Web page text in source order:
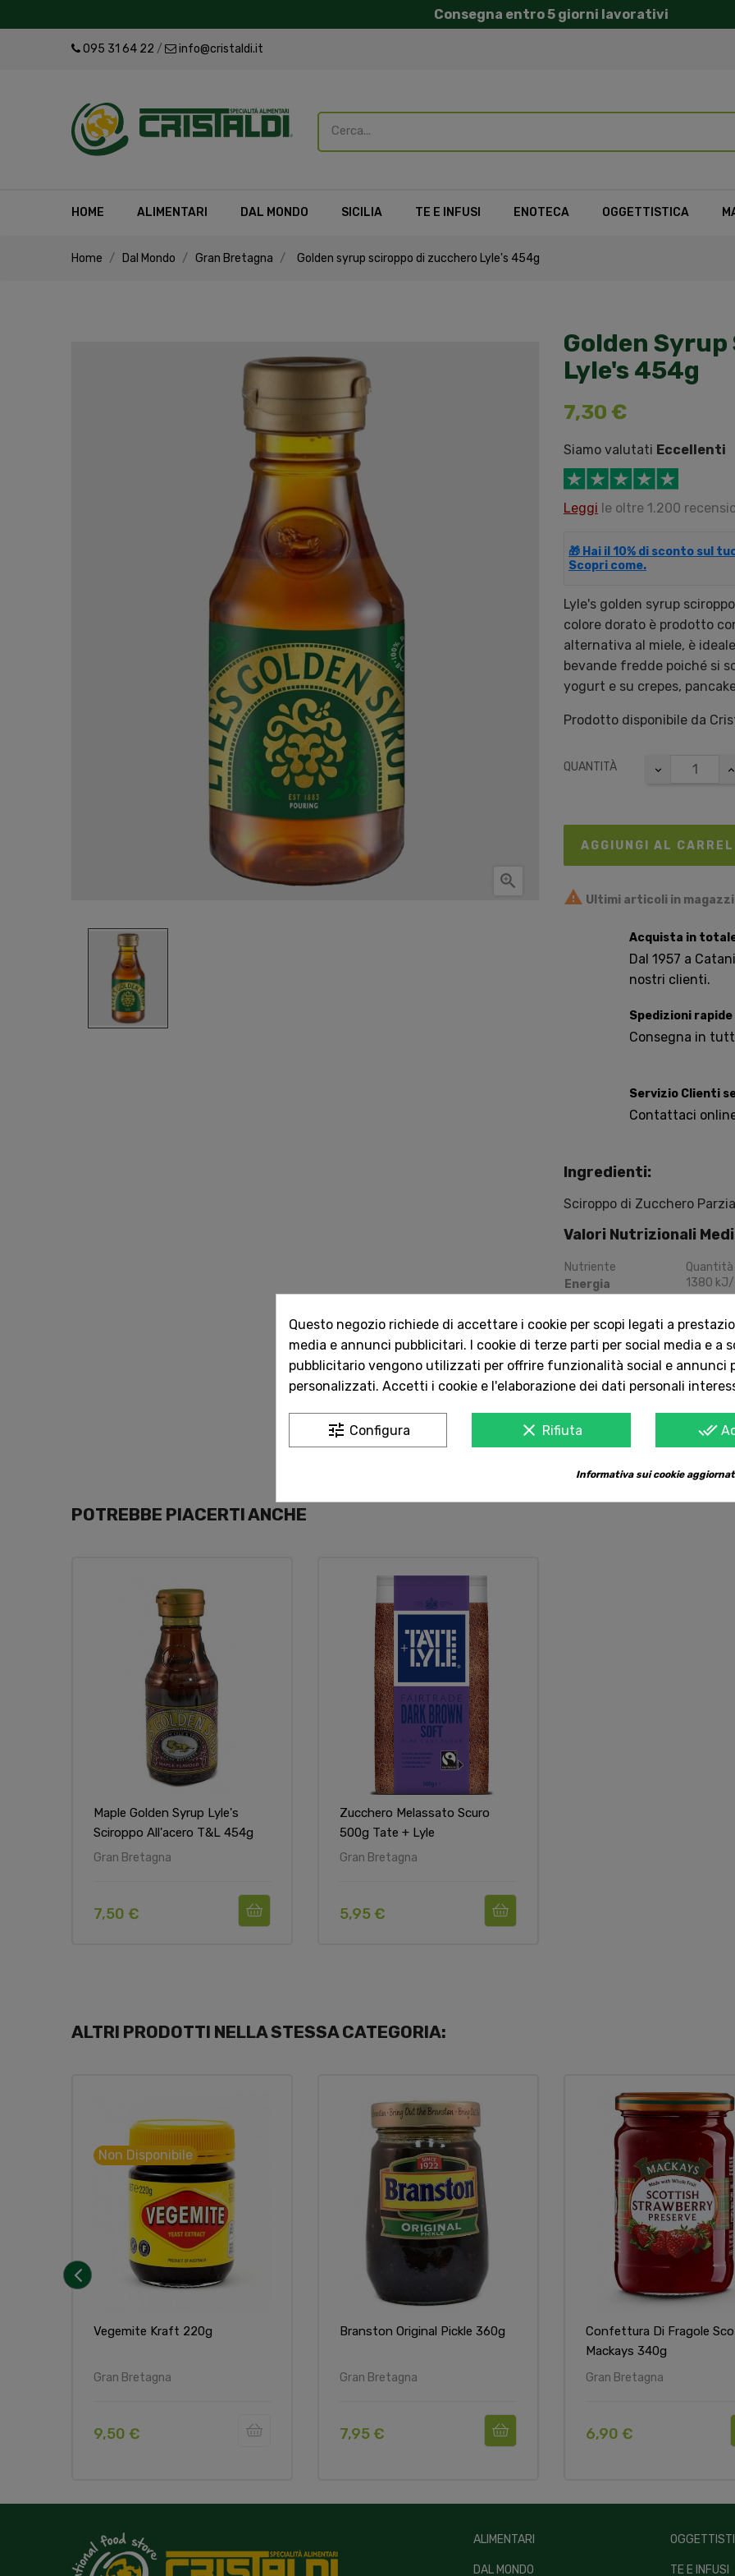
Consegna entro 5 giorni lavorativi
095 31 64 22 / info@cristaldi.it
HOME ALIMENTARI DAL MONDO SICILIA TE E INFUSI ENOTECA OGGETTISTICA
Home Dal Mondo Gran Bretagna Golden syrup sciroppo di zucchero Lyle's 454g

Golden
Lyle's 454g
7,30 €
Siamo valutati Eccellenti
Leggi le oltre 1.200
🎁 Hai il 10% di sconto sul
Scopri come.
Lyle's golden syrup
colore dorato è prodotto
alternativa al miele, è
bevande fredde poiché si
yogurt e su crepes,
Prodotto disponibile da
QUANTITÀ
AGGIUNGI AL
 Ultimi articoli in
Acquista in
Dal 1957 a
nostri clienti.
Spedizioni rapide
Consegna in
Servizio Clienti
Contattaci
Ingredienti:
Sciroppo di Zucchero
Valori Nutrizionali
Nutriente
Quantità
Energia
1380 kJ
di cui acidi grassi saturi0g
Carboidrati
80
di cui zuccheri
Proteine
0, 5g
Sale
0, 83g
POTREBBE PIACERTI ANCHE
Maple Golden Syrup Lyle's
Sciroppo All'acero T&l 454g
Gran Bretagna
7,50 €
Zucchero Melassato Scuro
500g Tate + Lyle
Gran Bretagna
5,95 €
ALTRI PRODOTTI NELLA STESSA CATEGORIA:
Vegemite Kraft 220g
Gran Bretagna
Non Disponibile
9,50 €
Branston Original Pickle 360g
Gran Bretagna
7,95 €
Confettura Di Fragole
Mackays 340g
Gran Bretagna
6,90 €
ALIMENTARI
DAL MONDO TE E INFUSI
Questo negozio richiede di accettare i cookie per scopi legati a
media e annunci pubblicitari. I cookie di terze parti per social media e a
pubblicitario vengono utilizzati per offrire funzionalità social e annunci
personalizzati. Accetti i cookie e l'elaborazione dei dati personali
tune Configura clear Rifiuta done_all
Informativa sui cookie